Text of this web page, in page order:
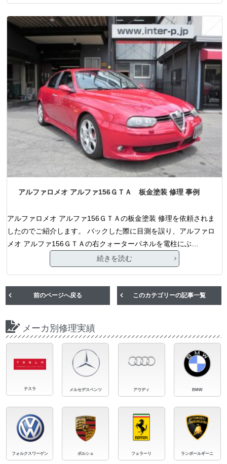
アルファロメオ アルファ156ＧＴＡ 板金塗装 修理 事例
アルファロメオ アルファ156ＧＴＡの板金塗装 修理を依頼されま
したのでご紹介します。 バックした際に目測を誤り、アルファロ
メオ アルファ156ＧＴＡの右クォーターパネルを電柱にぶ…
続きを読む
前のページへ戻る このカテゴリーの記事一覧
メーカ別修理実績
テスラ メルセデスベンツ アウディ BMW
フォルクスワーゲン ポルシェ フェラーリ ランボールギーニ